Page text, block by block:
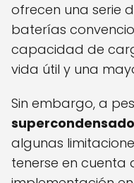
ofrecen una serie
baterías
capacidad de
vida útil y una
Sin embargo, a
algunas
tenerse en cuenta